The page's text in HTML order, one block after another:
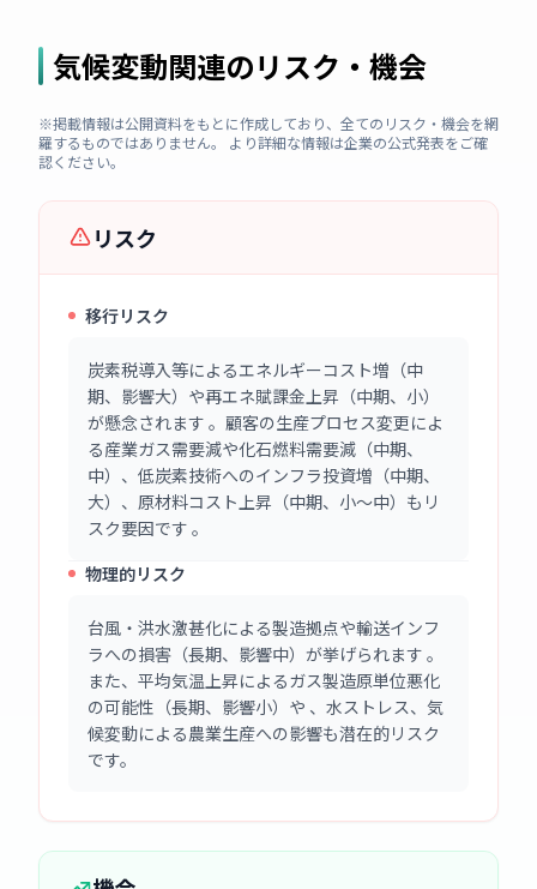
気候変動関連のリスク・機会
※掲載情報は公開資料をもとに作成しており、全てのリスク・機会を網
羅するものではありません。 より詳細な情報は企業の公式発表をご確
認ください。
リスク
移行リスク
炭素税導入等によるエネルギーコスト増（中
期、影響大）や再エネ賦課金上昇（中期、小）
が懸念されます 。顧客の生産プロセス変更によ
る産業ガス需要減や化石燃料需要減（中期、
中）、低炭素技術へのインフラ投資増（中期、
大）、原材料コスト上昇（中期、小～中）もリ
スク要因です 。
物理的リスク
台風・洪水激甚化による製造拠点や輸送インフ
ラへの損害（長期、影響中）が挙げられます 。
また、平均気温上昇によるガス製造原単位悪化
の可能性（長期、影響小）や 、水ストレス、気
候変動による農業生産への影響も潜在的リスク
です。